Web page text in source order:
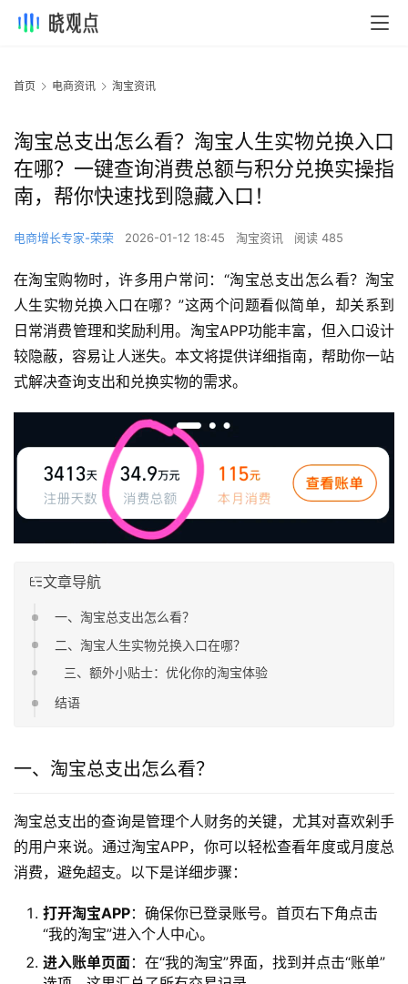
首页 电商资讯 淘宝资讯
淘宝总支出怎么看？淘宝人生实物兑换入口
在哪？一键查询消费总额与积分兑换实操指
南，帮你快速找到隐藏入口！
电商增长专家-荣荣 2026-01-12 18:45 淘宝资讯 阅读 485
在淘宝购物时，许多用户常问：“淘宝总支出怎么看？淘宝
人生实物兑换入口在哪？”这两个问题看似简单，却关系到
日常消费管理和奖励利用。淘宝APP功能丰富，但入口设计
较隐蔽，容易让人迷失。本文将提供详细指南，帮助你一站
式解决查询支出和兑换实物的需求。
文章导航
一、淘宝总支出怎么看？
二、淘宝人生实物兑换入口在哪？
三、额外小贴士：优化你的淘宝体验
结语
一、淘宝总支出怎么看？
淘宝总支出的查询是管理个人财务的关键，尤其对喜欢剁手
的用户来说。通过淘宝APP，你可以轻松查看年度或月度总
消费，避免超支。以下是详细步骤：
打开淘宝APP：确保你已登录账号。首页右下角点击
“我的淘宝”进入个人中心。
进入账单页面：在“我的淘宝”界面，找到并点击“账单”